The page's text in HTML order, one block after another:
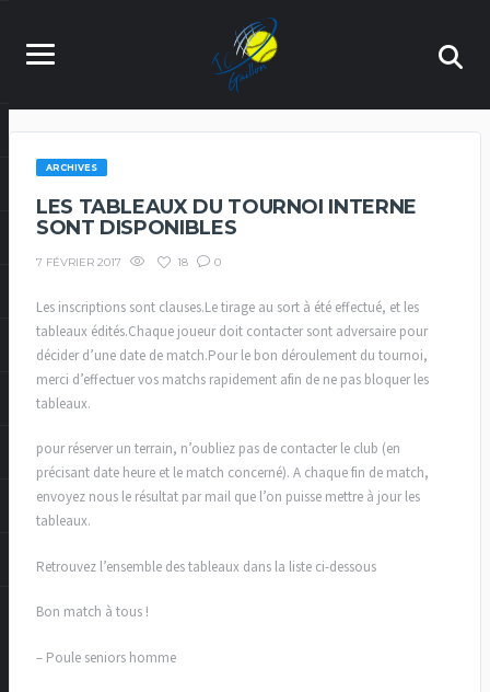
ARCHIVES
LES TABLEAUX DU TOURNOI INTERNE
SONT DISPONIBLES
7 FÉVRIER 2017 18 0
Les inscriptions sont clauses.Le tirage au sort à été effectué, et les
tableaux édités.Chaque joueur doit contacter sont adversaire pour
décider d’une date de match.Pour le bon déroulement du tournoi,
merci d’effectuer vos matchs rapidement afin de ne pas bloquer les
tableaux.
pour réserver un terrain, n’oubliez pas de contacter le club (en
précisant date heure et le match concerné). A chaque fin de match,
envoyez nous le résultat par mail que l’on puisse mettre à jour les
tableaux.
Retrouvez l’ensemble des tableaux dans la liste ci-dessous
Bon match à tous !
– Poule seniors homme